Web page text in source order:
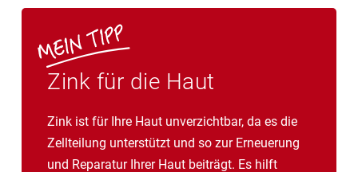
Zink für die Haut
Zink ist für Ihre Haut unverzichtbar, da es die
Zellteilung unterstützt und so zur Erneuerung
und Reparatur Ihrer Haut beiträgt. Es hilft